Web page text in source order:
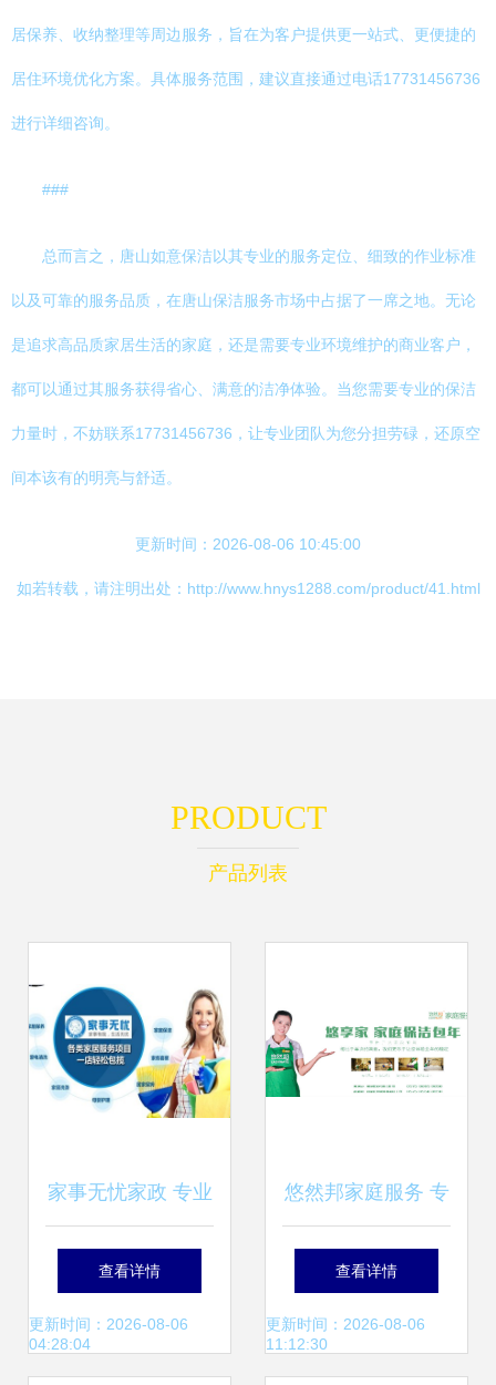
居保养、收纳整理等周边服务，旨在为客户提供更一站式、更便捷的
居住环境优化方案。具体服务范围，建议直接通过电话17731456736
进行详细咨询。
###
总而言之，唐山如意保洁以其专业的服务定位、细致的作业标准
以及可靠的服务品质，在唐山保洁服务市场中占据了一席之地。无论
是追求高品质家居生活的家庭，还是需要专业环境维护的商业客户，
都可以通过其服务获得省心、满意的洁净体验。当您需要专业的保洁
力量时，不妨联系17731456736，让专业团队为您分担劳碌，还原空
间本该有的明亮与舒适。
更新时间：2026-08-06 10:45:00
如若转载，请注明出处：http://www.hnys1288.com/product/41.html
PRODUCT
产品列表
家事无忧家政 专业
家政服务，打造温
馨整洁的居家环境
查看详情
更新时间：2026-08-06
04:28:04
悠然邦家庭服务 专
业与温度并存的家
庭生活解决方案
查看详情
更新时间：2026-08-06
11:12:30